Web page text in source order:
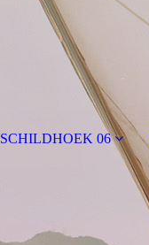
SCHILDHOEK 06